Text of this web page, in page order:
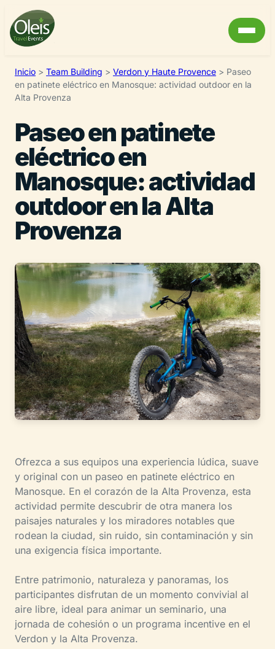
Inicio > Team Building > Verdon y Haute Provence > Paseo
en patinete eléctrico en Manosque: actividad outdoor en la
Alta Provenza
Paseo en patinete
eléctrico en
Manosque: actividad
outdoor en la Alta
Provenza
Ofrezca a sus equipos una experiencia lúdica, suave
y original con un paseo en patinete eléctrico en
Manosque. En el corazón de la Alta Provenza, esta
actividad permite descubrir de otra manera los
paisajes naturales y los miradores notables que
rodean la ciudad, sin ruido, sin contaminación y sin
una exigencia física importante.
Entre patrimonio, naturaleza y panoramas, los
participantes disfrutan de un momento convivial al
aire libre, ideal para animar un seminario, una
jornada de cohesión o un programa incentive en el
Verdon y la Alta Provenza.